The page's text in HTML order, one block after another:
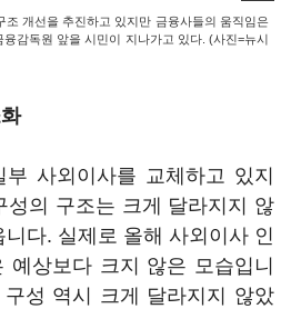
조 개선을 추진하고 있지만 금융사들의 움직임은
감독원 앞을 시민이 지나가고 있다. (사진=뉴시
사외이사를 교체하고 있지
성의 구조는 크게 달라지지 않
다. 실제로 올해 사외이사 인
예상보다 크지 않은 모습입니
성 역시 크게 달라지지 않았